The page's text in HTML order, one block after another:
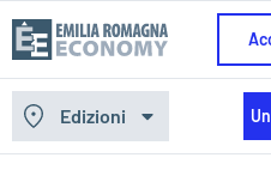
Edizioni